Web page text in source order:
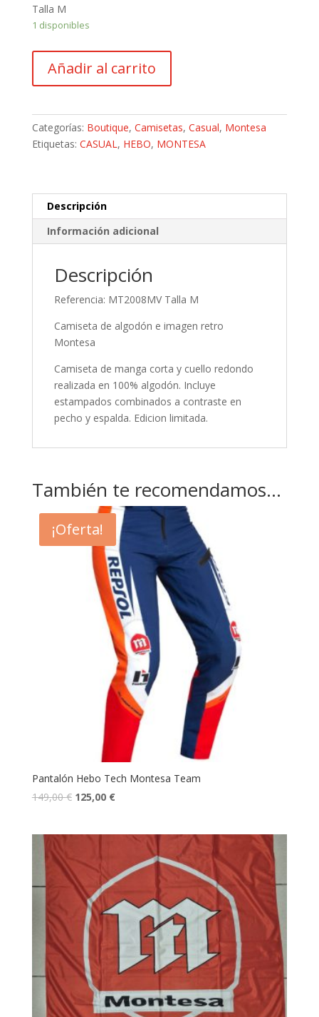
Talla M
1 disponibles
Montesa
cantidad
Añadir al carrito
Categorías: Boutique, Camisetas, Casual, Montesa
Etiquetas: CASUAL, HEBO, MONTESA
Descripción
Información adicional
Descripción
Referencia: MT2008MV Talla M
Camiseta de algodón e imagen retro
Montesa
Camiseta de manga corta y cuello redondo
realizada en 100% algodón. Incluye
estampados combinados a contraste en
pecho y espalda. Edicion limitada.
También te recomendamos…
¡Oferta!
Pantalón Hebo Tech Montesa Team
149,00€ 125,00 €